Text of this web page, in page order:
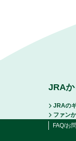
JRAか
JRAの
ファン
FAQ/お